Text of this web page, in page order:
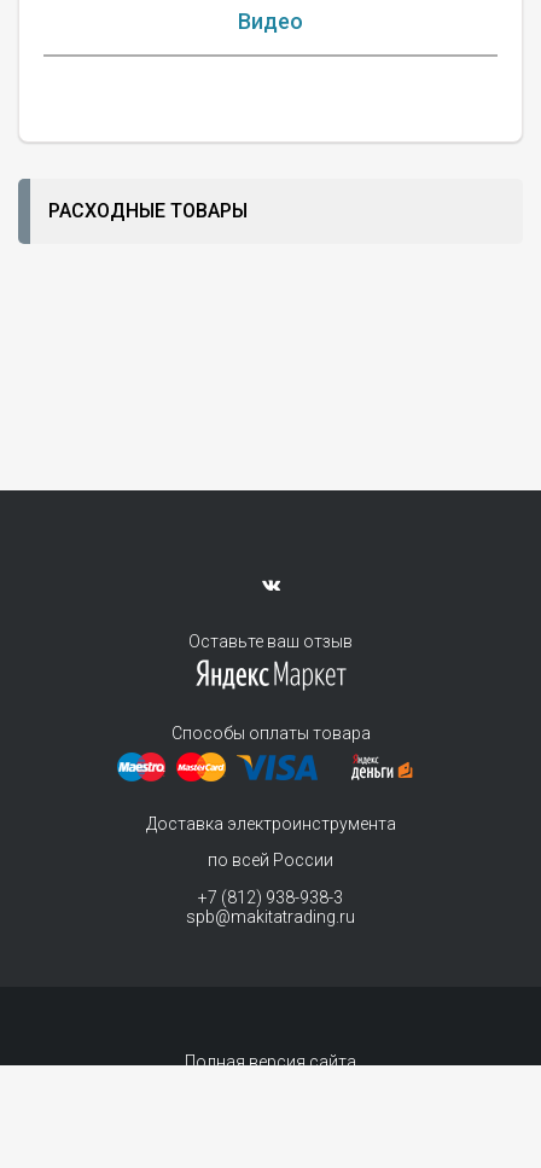
Видео
РАСХОДНЫЕ ТОВАРЫ
Оставьте ваш отзыв
Способы оплаты товара
Доставка электроинструмента
по всей России
+7 (812) 938-938-3
spb@makitatrading.ru
Полная версия сайта